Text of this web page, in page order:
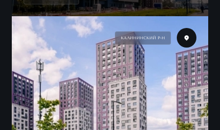
КАЛИНИНСКИЙ Р-Н